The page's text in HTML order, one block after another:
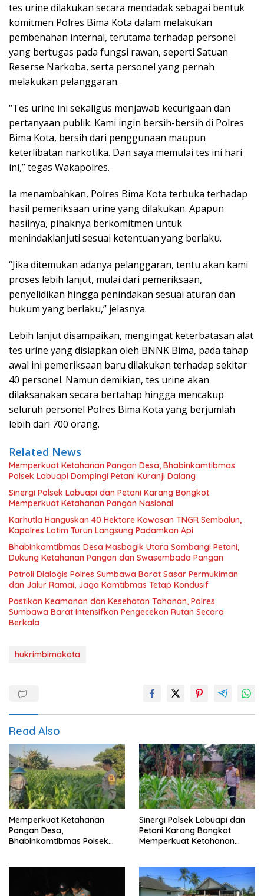
tes urine dilakukan secara mendadak sebagai bentuk
komitmen Polres Bima Kota dalam melakukan
pembenahan internal, terutama terhadap personel
yang bertugas pada fungsi rawan, seperti Satuan
Reserse Narkoba, serta personel yang pernah
melakukan pelanggaran.
“Tes urine ini sekaligus menjawab kecurigaan dan
pertanyaan publik. Kami ingin bersih-bersih di Polres
Bima Kota, bersih dari penggunaan maupun
keterlibatan narkotika. Dan saya memulai tes ini hari
ini,” tegas Wakapolres.
Ia menambahkan, Polres Bima Kota terbuka terhadap
hasil pemeriksaan urine yang dilakukan. Apapun
hasilnya, pihaknya berkomitmen untuk
menindaklanjuti sesuai ketentuan yang berlaku.
“Jika ditemukan adanya pelanggaran, tentu akan kami
proses lebih lanjut, mulai dari pemeriksaan,
penyelidikan hingga penindakan sesuai aturan dan
hukum yang berlaku,” jelasnya.
Lebih lanjut disampaikan, mengingat keterbatasan alat
tes urine yang disiapkan oleh BNNK Bima, pada tahap
awal ini pemeriksaan baru dilakukan terhadap sekitar
40 personel. Namun demikian, tes urine akan
dilaksanakan secara bertahap hingga mencakup
seluruh personel Polres Bima Kota yang berjumlah
lebih dari 700 orang.
Related News
Memperkuat Ketahanan Pangan Desa, Bhabinkamtibmas
Polsek Labuapi Dampingi Petani Kuranji Dalang
Sinergi Polsek Labuapi dan Petani Karang Bongkot
Memperkuat Ketahanan Pangan Nasional
Karhutla Hanguskan 40 Hektare Kawasan TNGR Sembalun,
Kapolres Lotim Turun Langsung Padamkan Api
Bhabinkamtibmas Desa Masbagik Utara Sambangi Petani,
Dukung Ketahanan Pangan dan Swasembada Pangan
Patroli Dialogis Polres Sumbawa Barat Sasar Permukiman
dan Jalur Ramai, Jaga Kamtibmas Tetap Kondusif
Pastikan Keamanan dan Kesehatan Tahanan, Polres
Sumbawa Barat Intensifkan Pengecekan Rutan Secara
Berkala
hukrimbimakota
Read Also
Memperkuat Ketahanan
Pangan Desa,
Bhabinkamtibmas Polsek
Sinergi Polsek Labuapi dan
Petani Karang Bongkot
Memperkuat Ketahanan